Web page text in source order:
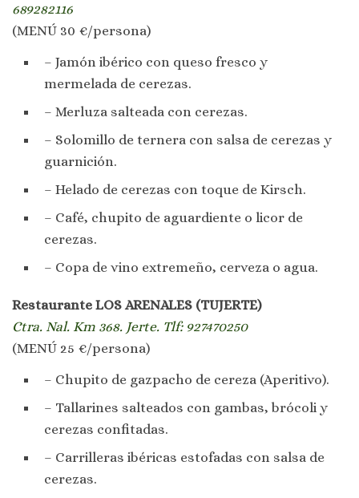
689282116
(MENÚ 30 €/persona)
– Jamón ibérico con queso fresco y
mermelada de cerezas.
– Merluza salteada con cerezas.
– Solomillo de ternera con salsa de cerezas y
guarnición.
– Helado de cerezas con toque de Kirsch.
– Café, chupito de aguardiente o licor de
cerezas.
– Copa de vino extremeño, cerveza o agua.
Restaurante LOS ARENALES (TUJERTE)
Ctra. Nal. Km 368. Jerte. Tlf: 927470250
(MENÚ 25 €/persona)
– Chupito de gazpacho de cereza (Aperitivo).
– Tallarines salteados con gambas, brócoli y
cerezas confitadas.
– Carrilleras ibéricas estofadas con salsa de
cerezas.